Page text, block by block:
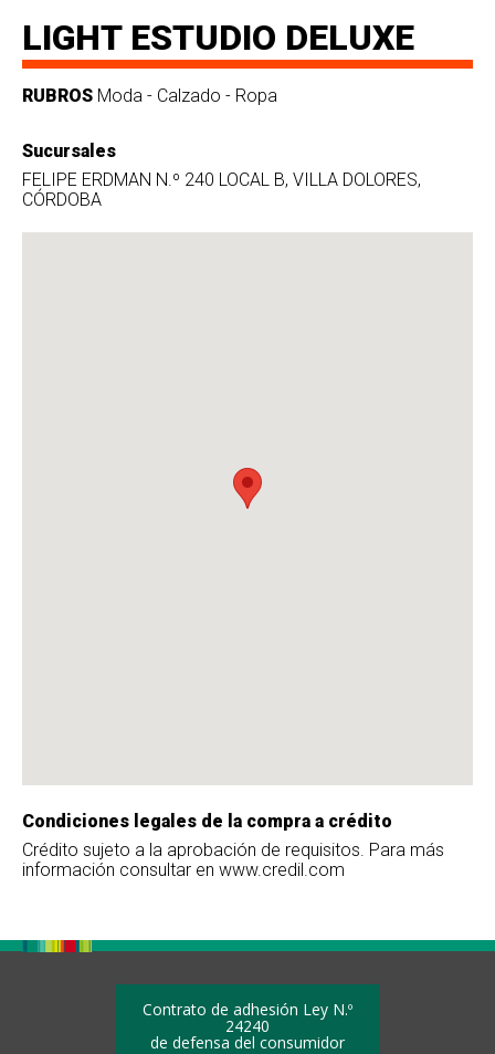
LIGHT ESTUDIO DELUXE
RUBROS Moda - Calzado - Ropa
Sucursales
FELIPE ERDMAN N.º 240 LOCAL B, VILLA DOLORES,
CÓRDOBA
Condiciones legales de la compra a crédito
Crédito sujeto a la aprobación de requisitos. Para más
información consultar en www.credil.com
Contrato de adhesión Ley N.º
24240
de defensa del consumidor